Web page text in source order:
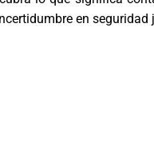
en seguridad